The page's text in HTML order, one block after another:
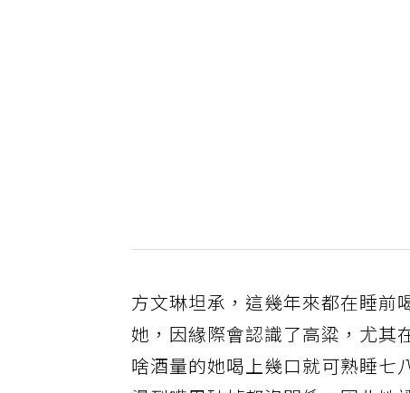
方文琳坦承，這幾年來都在睡前
她，因緣際會認識了高粱，尤其
啥酒量的她喝上幾口就可熟睡七